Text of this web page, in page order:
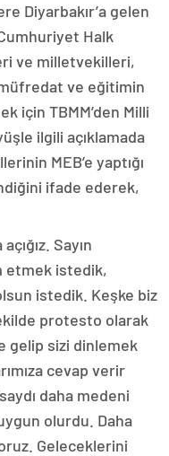
Diyarbakır’a gelen
Halk
ve milletvekilleri,
ve eğitimin
için TBMM’den Milli
ilgili açıklamada
MEB’e yaptığı
ifade ederek,
Sayın
etmek istedik,
istedik. Keşke biz
protesto olarak
gelip sizi dinlemek
cevap verir
daha medeni
olurdu. Daha
Geleceklerini